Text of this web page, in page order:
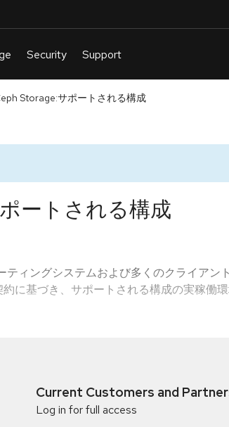
Storage:サポートされる構成
ートされる構成
ィングシステムおよび多くのクライアン
に基づき、サポートされる構成の実稼働
Current Customers and
Log in for full access